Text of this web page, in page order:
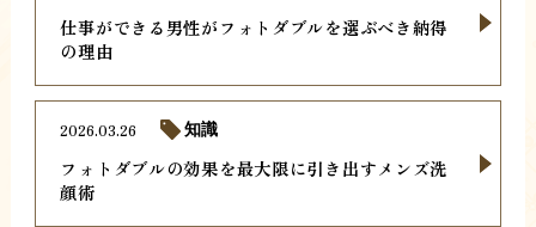
仕事ができる男性がフォトダブルを選ぶべき納得
の理由
フォトダブルの効果を最大限に引き出すメンズ洗
顔術
2026.03.26 知識